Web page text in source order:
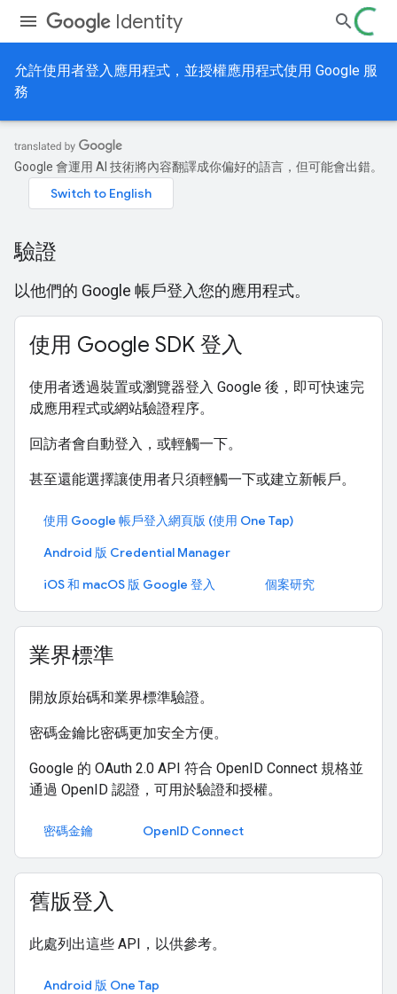
Identity
允許使用者登入應用程式，並授權應用程式使用 Google 服
務
Google 會運用 AI 技術將內容翻譯成你偏好的語言，但可能會出錯。
驗證
以他們的 Google 帳戶登入您的應用程式。
使用 Google SDK 登入
使用者透過裝置或瀏覽器登入 Google 後，即可快速完
成應用程式或網站驗證程序。
回訪者會自動登入，或輕觸一下。
甚至還能選擇讓使用者只須輕觸一下或建立新帳戶。
使用 Google 帳戶登入網頁版 (使用 One Tap)
Android 版 Credential Manager
iOS 和 macOS 版 Google 登入
個案研究
業界標準
開放原始碼和業界標準驗證。
密碼金鑰比密碼更加安全方便。
Google 的 OAuth 2.0 API 符合 OpenID Connect 規格並
通過 OpenID 認證，可用於驗證和授權。
密碼金鑰 OpenID Connect
舊版登入
此處列出這些 API，以供參考。
Android 版 One Tap